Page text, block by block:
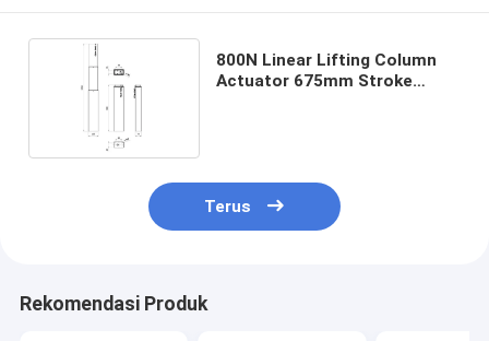
800N Linear Lifting Column
Actuator 675mm Stroke
Terus
Rekomendasi Produk